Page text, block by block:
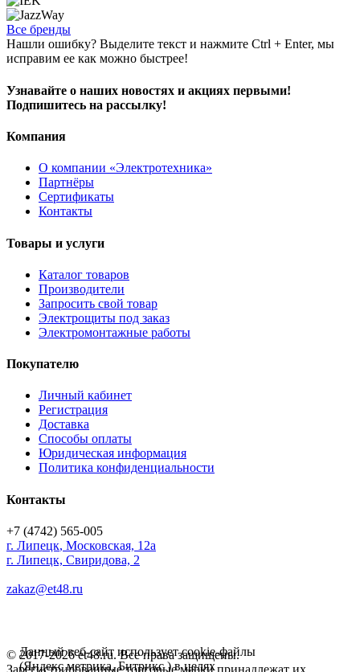
Все бренды
Нашли ошибку? Выделите текст и нажмите Ctrl + Enter, мы
исправим ее как можно быстрее!
Узнавайте о наших новостях и акциях первыми!
Подпишитесь на рассылку!
Компания
О компании «Электротехника»
Партнёры
Сертификаты
Контакты
Товары и услуги
Каталог товаров
Производители
Запросить свой товар
Электрощиты под заказ
Электромонтажные работы
Покупателю
Личный кабинет
Регистрация
Доставка
Способы оплаты
Юридическая информация
Политика конфиденциальности
Контакты
+7 (4742) 565-005
г. Липецк, Московская, 12а
г. Липецк, Свиридова, 2
zakaz@et48.ru
© 2017-2026 et48.ru. Все права защищены.
Зарегистрированные торговые марки принадлежат их
Данный веб-сайт использует cookie-файлы
(Яндекс метрика, Битрикс ) в целях